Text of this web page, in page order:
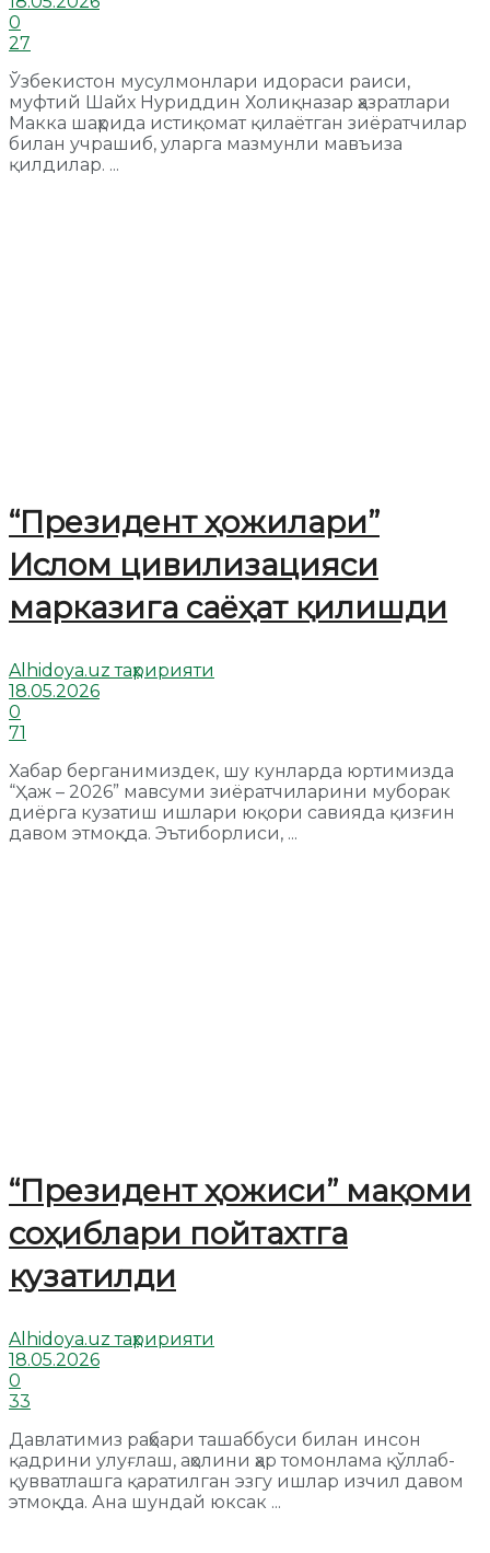
0
27
Ўзбекистон мусулмонлари идораси раиси,
муфтий Шайх Нуриддин Холиқназар ҳазратлари
Макка шаҳрида истиқомат қилаётган зиёратчилар
билан учрашиб, уларга мазмунли мавъиза
қилдилар. ...
“Президент ҳожилари”
Ислом цивилизацияси
марказига саёҳат қилишди
Alhidoya.uz таҳририяти
18.05.2026
0
71
Хабар берганимиздек, шу кунларда юртимизда
“Ҳаж – 2026” мавсуми зиёратчиларини муборак
диёрга кузатиш ишлари юқори савияда қизғин
давом этмоқда. Эътиборлиси, ...
“Президент ҳожиси” мақоми
соҳиблари пойтахтга
кузатилди
Alhidoya.uz таҳририяти
18.05.2026
0
33
Давлатимиз раҳбари ташаббуси билан инсон
қадрини улуғлаш, аҳолини ҳар томонлама қўллаб-
қувватлашга қаратилган эзгу ишлар изчил давом
этмоқда. Ана шундай юксак ...